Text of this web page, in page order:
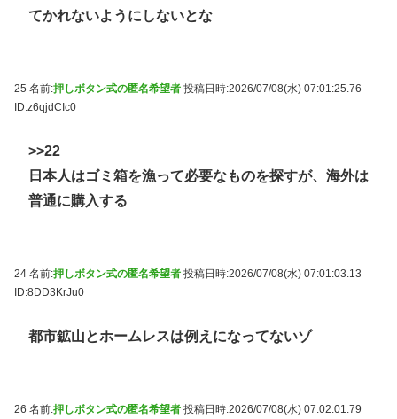
てかれないようにしないとな
25 名前:押しボタン式の匿名希望者 投稿日時:2026/07/08(水) 07:01:25.76
ID:z6qjdCIc0
>>22
日本人はゴミ箱を漁って必要なものを探すが、海外は
普通に購入する
24 名前:押しボタン式の匿名希望者 投稿日時:2026/07/08(水) 07:01:03.13
ID:8DD3KrJu0
都市鉱山とホームレスは例えになってないゾ
26 名前:押しボタン式の匿名希望者 投稿日時:2026/07/08(水) 07:02:01.79